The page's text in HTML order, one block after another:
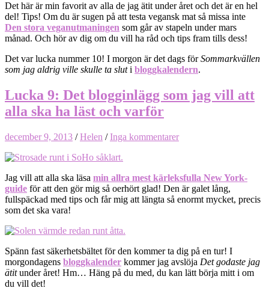
Det här är min favorit av alla de jag ätit under året och det är en hel
del! Tips! Om du är sugen på att testa vegansk mat så missa inte
Den stora veganutmaningen som går av stapeln under mars
månad. Och hör av dig om du vill ha råd och tips fram tills dess!
Det var lucka nummer 10! I morgon är det dags förSommarkvällen
som jag aldrig ville skulle ta sluti bloggkalendern.
Lucka 9: Det blogginlägg som jag vill att
alla ska ha läst och varför
december 9, 2013 /Helen /Inga kommentarer
Jag vill att alla ska läsa min allra mest kärleksfulla New York-
guide för att den gör mig så oerhört glad! Den är galet lång,
fullspäckad med tips och får mig att längta så enormt mycket, precis
som det ska vara!
Spänn fast säkerhetsbältet för den kommer ta dig på en tur! I
morgondagens bloggkalender kommer jag avslöja Det godaste jag
ätitunder året! Hm… Häng på du med, du kan lätt börja mitt i om
du vill det!